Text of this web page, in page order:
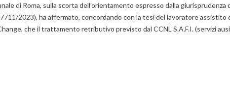
di Roma, sulla scorta dell’orientamento espresso dalla giurisprudenza
2023), ha affermato, concordando con la tesi del lavoratore assistito
che il trattamento retributivo previsto dal CCNL S.A.F.I. (servizi